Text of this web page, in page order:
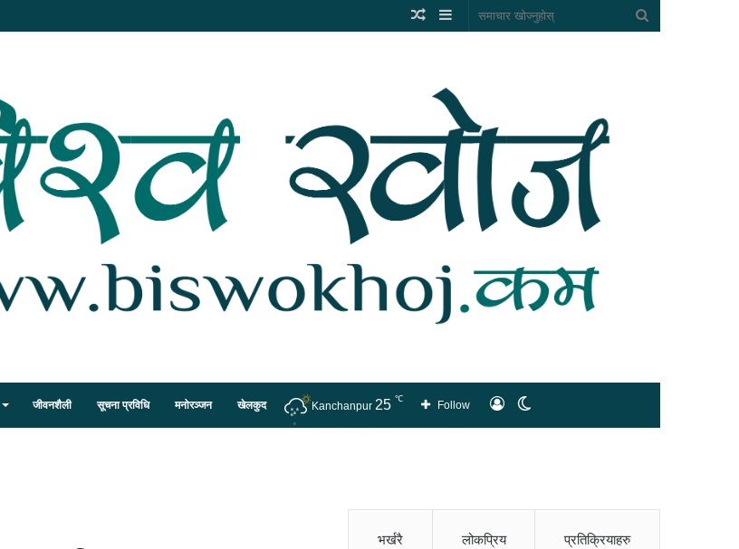
Sidebar
Random
जीवनशैली सूचना प्रविधि मनोरञ्जन खेलकुद लगइन
Follow
Kanchanpur 25 ℃
भर्खरै लोकप्रिय प्रतिक्रियाहरु